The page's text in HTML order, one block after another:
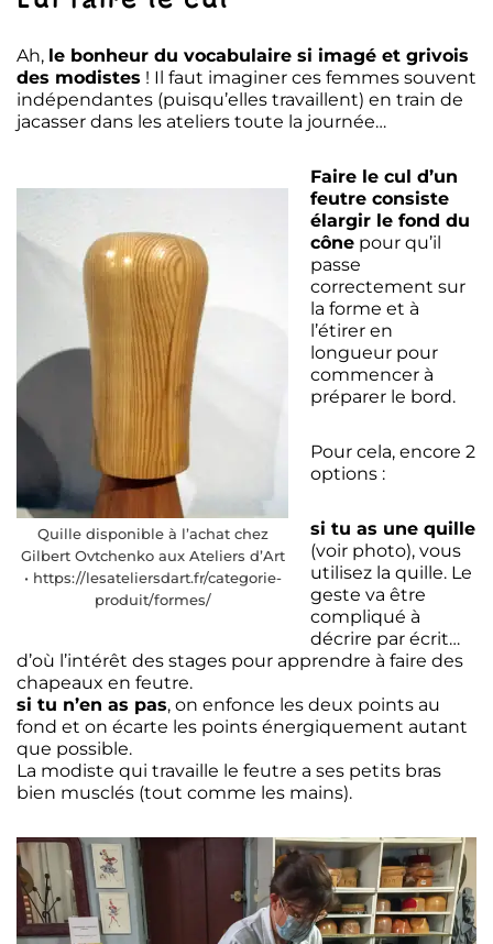
Ah, le bonheur du vocabulaire si imagé et grivois
des modistes ! Il faut imaginer ces femmes souvent
indépendantes (puisqu’elles travaillent) en train de
jacasser dans les ateliers toute la journée…
Quille disponible à l’achat chez
Gilbert Ovtchenko aux Ateliers d’Art
• https://lesateliersdart.fr/categorie-
produit/formes/
Faire le cul d’un
feutre consiste
élargir le fond du
cône pour qu’il
passe
correctement sur
la forme et à
l’étirer en
longueur pour
commencer à
préparer le bord.
Pour cela, encore 2
options :
si tu as une quille
(voir photo), vous
utilisez la quille. Le
geste va être
compliqué à
décrire par écrit…
d’où l’intérêt des stages pour apprendre à faire des
chapeaux en feutre.
si tu n’en as pas, on enfonce les deux points au
fond et on écarte les points énergiquement autant
que possible.
La modiste qui travaille le feutre a ses petits bras
bien musclés (tout comme les mains).